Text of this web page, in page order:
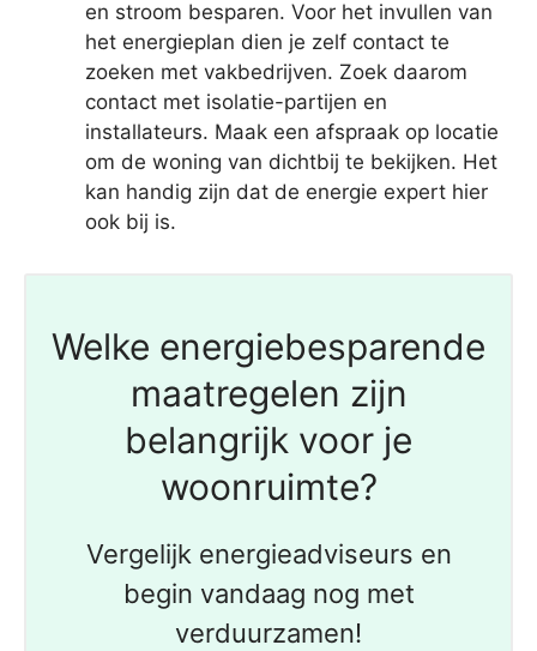
en stroom besparen. Voor het invullen van
het energieplan dien je zelf contact te
zoeken met vakbedrijven. Zoek daarom
contact met isolatie-partijen en
installateurs. Maak een afspraak op locatie
om de woning van dichtbij te bekijken. Het
kan handig zijn dat de energie expert hier
ook bij is.
Welke energiebesparende
maatregelen zijn
belangrijk voor je
woonruimte?
Vergelijk energieadviseurs en
begin vandaag nog met
verduurzamen!